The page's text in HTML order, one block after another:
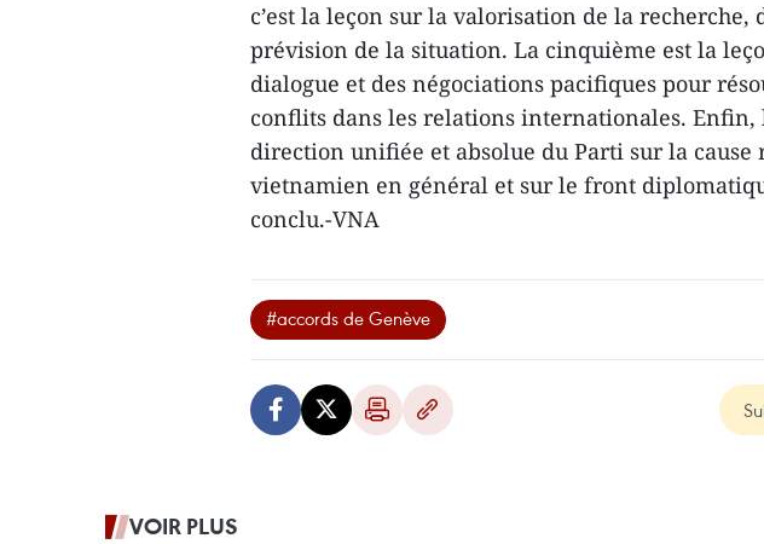
c’est la leçon sur la valorisation de la
prévision de la situation. La cinquième est la
dialogue et des négociations pacifiques pour
conflits dans les relations internationales.
direction unifiée et absolue du Parti sur la
vietnamien en général et sur le front
conclu.-VNA
#accords de Genève
VOIR PLUS